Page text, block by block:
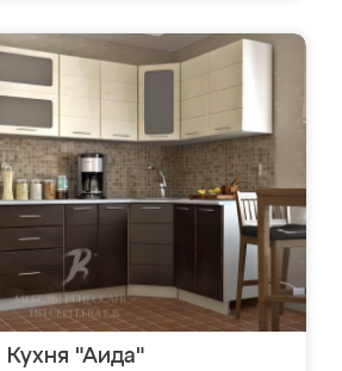
Кухня "Аида"